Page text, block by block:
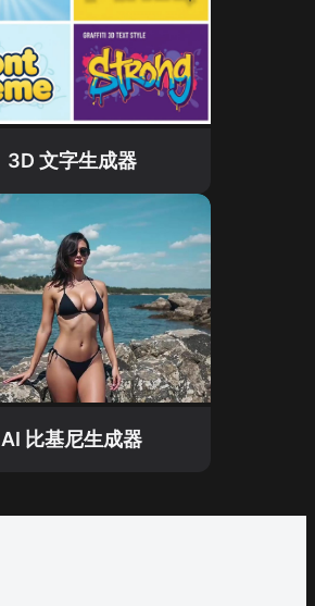
3D 文字生成器
AI 比基尼生成器